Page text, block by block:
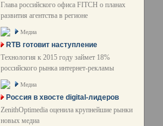
Глава российского офиса FITCH о планах
развития агентства в регионе
Медиа
RTB готовит наступление
Технология к 2015 году займет 18%
российского рынка интернет-рекламы
Медиа
Россия в хвосте digital-лидеров
ZenithOptimedia оценила крупнейшие рынки
новых медиа